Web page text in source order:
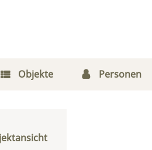
Objekte Personen